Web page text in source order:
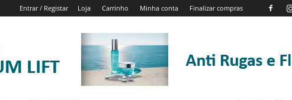
Entrar / Registar Loja Carrinho Minha conta Finalizar compras